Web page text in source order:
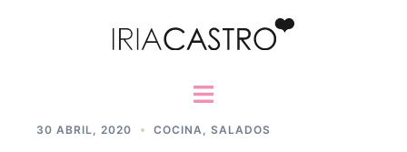
Alternar
30 ABRIL, 2020 COCINA SALADOS